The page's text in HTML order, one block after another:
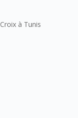
à Tunis